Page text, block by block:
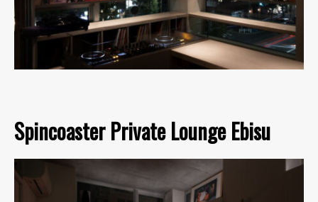
Spincoaster Private Lounge Ebisu